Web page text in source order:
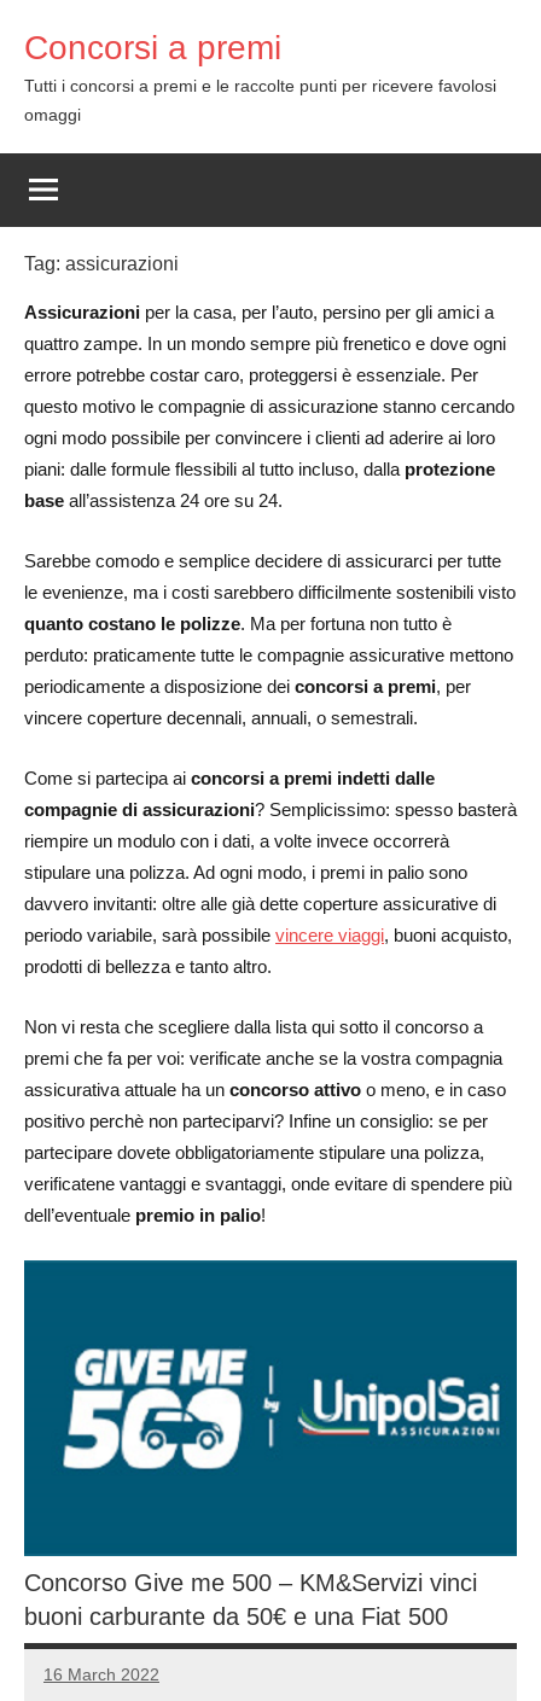
content
Concorsi a premi
Tutti i concorsi a premi e le raccolte punti per ricevere favolosi
omaggi
Tag: assicurazioni
Assicurazioni per la casa, per l’auto, persino per gli amici a
quattro zampe. In un mondo sempre più frenetico e dove ogni
errore potrebbe costar caro, proteggersi è essenziale. Per
questo motivo le compagnie di assicurazione stanno cercando
ogni modo possibile per convincere i clienti ad aderire ai loro
piani: dalle formule flessibili al tutto incluso, dalla protezione
base all’assistenza 24 ore su 24.
Sarebbe comodo e semplice decidere di assicurarci per tutte
le evenienze, ma i costi sarebbero difficilmente sostenibili visto
quanto costano le polizze. Ma per fortuna non tutto è
perduto: praticamente tutte le compagnie assicurative mettono
periodicamente a disposizione dei concorsi a premi, per
vincere coperture decennali, annuali, o semestrali.
Come si partecipa ai concorsi a premi indetti dalle
compagnie di assicurazioni? Semplicissimo: spesso basterà
riempire un modulo con i dati, a volte invece occorrerà
stipulare una polizza. Ad ogni modo, i premi in palio sono
davvero invitanti: oltre alle già dette coperture assicurative di
periodo variabile, sarà possibile vincere viaggi, buoni acquisto,
prodotti di bellezza e tanto altro.
Non vi resta che scegliere dalla lista qui sotto il concorso a
premi che fa per voi: verificate anche se la vostra compagnia
assicurativa attuale ha un concorso attivo o meno, e in caso
positivo perchè non parteciparvi? Infine un consiglio: se per
partecipare dovete obbligatoriamente stipulare una polizza,
verificatene vantaggi e svantaggi, onde evitare di spendere più
dell’eventuale premio in palio!
Concorso Give me 500 – KM&Servizi vinci
buoni carburante da 50€ e una Fiat 500
16 March 2022
Luca
No